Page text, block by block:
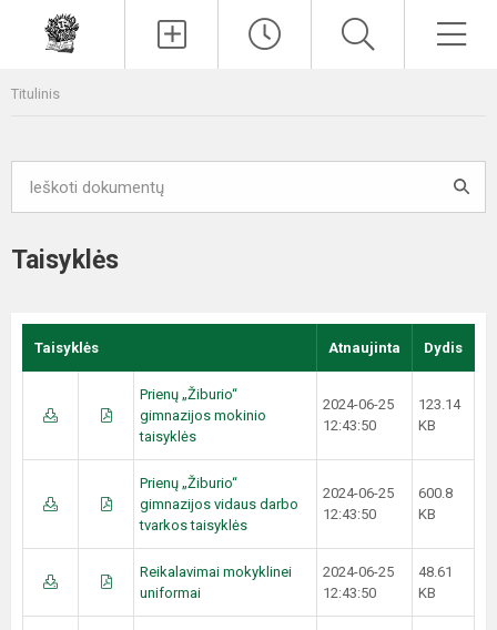
Titulinis
Taisyklės
Taisyklės Atnaujinta Dydis
Prienų „Žiburio“
gimnazijos mokinio
taisyklės
2024-06-25
12:43:50
123.14
KB
Prienų „Žiburio“
gimnazijos vidaus darbo
tvarkos taisyklės
2024-06-25
12:43:50
600.8
KB
Reikalavimai mokyklinei
uniformai
2024-06-25
12:43:50
48.61
KB